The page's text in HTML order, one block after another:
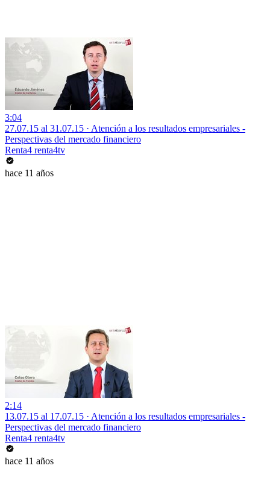
3:04
27.07.15 al 31.07.15 · Atención a los resultados empresariales -
Perspectivas del mercado financiero
Renta4 renta4tv
hace 11 años
2:14
13.07.15 al 17.07.15 · Atención a los resultados empresariales -
Perspectivas del mercado financiero
Renta4 renta4tv
hace 11 años